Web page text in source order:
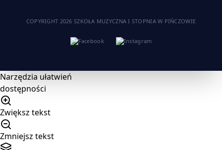
COPYRIGHT 2026 SZKOŁA MUZYCZNA I STOPNIA W PIŃCZOWIE
Narzędzia ułatwień
dostępności
Zwiększ tekst
Zmniejsz tekst